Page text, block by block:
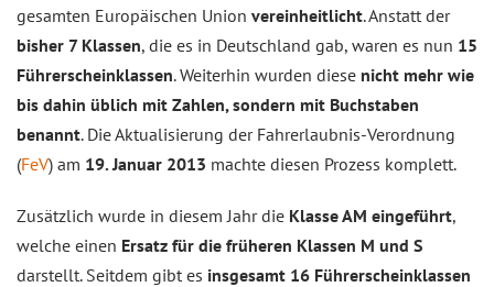
gesamten Europäischen Union vereinheitlicht. Anstatt der
bisher 7 Klassen, die es in Deutschland gab, waren es nun 15
Führerscheinklassen. Weiterhin wurden diese nicht mehr wie
bis dahin üblich mit Zahlen, sondern mit Buchstaben
benannt. Die Aktualisierung der Fahrerlaubnis-Verordnung
(FeV) am 19. Januar 2013 machte diesen Prozess komplett.
Zusätzlich wurde in diesem Jahr die Klasse AM eingeführt,
welche einen Ersatz für die früheren Klassen M und S
darstellt. Seitdem gibt es insgesamt 16 Führerscheinklassen